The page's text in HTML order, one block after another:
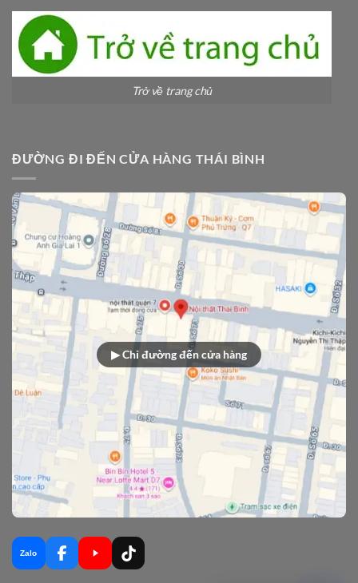
Trở về trang chủ
ĐƯỜNG ĐI ĐẾN CỬA HÀNG THÁI BÌNH
▶ Chỉ đường đến cửa hàng
Zalo